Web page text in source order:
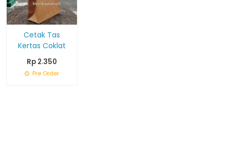
Cetak Tas
Kertas Coklat
Rp 2.350
Pre Order